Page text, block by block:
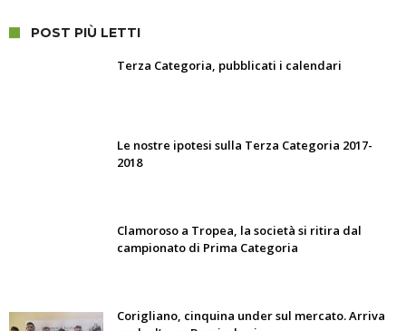
POST PIÙ LETTI
Terza Categoria, pubblicati i calendari
Le nostre ipotesi sulla Terza Categoria 2017-
2018
Clamoroso a Tropea, la società si ritira dal
campionato di Prima Categoria
Corigliano, cinquina under sul mercato. Arriva